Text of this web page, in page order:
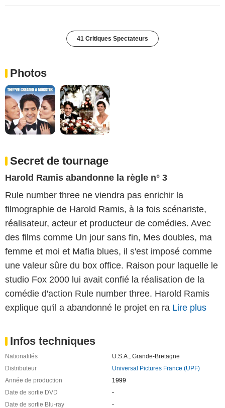
41 Critiques Spectateurs
Photos
Secret de tournage
Harold Ramis abandonne la règle n° 3
Rule number three ne viendra pas enrichir la
filmographie de Harold Ramis, à la fois scénariste,
réalisateur, acteur et producteur de comédies. Avec
des films comme Un jour sans fin, Mes doubles, ma
femme et moi et Mafia blues, il s'est imposé comme
une valeur sûre du box office. Raison pour laquelle le
studio Fox 2000 lui avait confié la réalisation de la
comédie d'action Rule number three. Harold Ramis
explique qu'il a abandonné le projet en ra Lire plus
Infos techniques
Nationalités U.S.A., Grande-Bretagne
Distributeur
Universal Pictures France (UPF)
Année de production
1999
Date de sortie DVD
-
Date de sortie Blu-ray
-